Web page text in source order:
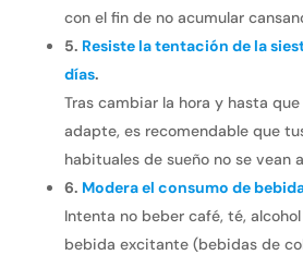
con el fin de no acumular
5. Resiste la tentación de la
días.
Tras cambiar la hora y hasta
adapte, es recomendable que
habituales de sueño no se vean
6. Modera el consumo de
Intenta no beber café, té,
bebida excitante (bebidas de